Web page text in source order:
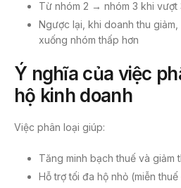
Từ nhóm 2 → nhóm 3 khi vượt
Ngược lại, khi doanh thu
xuống nhóm thấp hơn
Ý nghĩa của việc
hộ kinh doanh
Việc phân loại giúp:
Tăng minh bạch thuế và giảm
Hỗ trợ tối đa hộ nhỏ (miễn